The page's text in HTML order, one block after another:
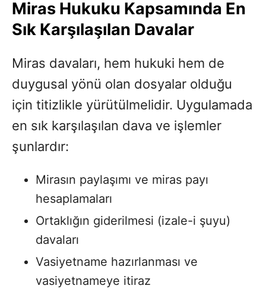
Miras Hukuku Kapsamında En
Sık Karşılaşılan Davalar
Miras davaları, hem hukuki hem de
duygusal yönü olan dosyalar olduğu
için titizlikle yürütülmelidir. Uygulamada
en sık karşılaşılan dava ve işlemler
şunlardır:
Mirasın paylaşımı ve miras payı
hesaplamaları
Ortaklığın giderilmesi (izale-i şuyu)
davaları
Vasiyetname hazırlanması ve
vasiyetnameye itiraz